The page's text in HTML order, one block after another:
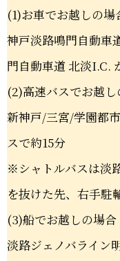
(1)お車でお越しの場
神戸淡路鳴門自動
門自動車道 北淡I.C.
(2)高速バスでお越し
新神戸/三宮/学園都
スで約15分
※シャトルバスは淡
を抜けた先、右手駐
(3)船でお越しの場合
淡路ジェノバライ